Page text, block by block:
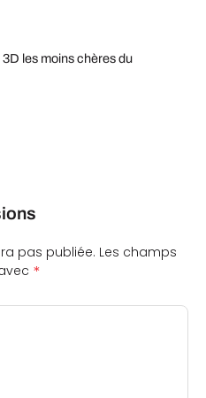
les moins chères du
pas publiée. Les champs
*